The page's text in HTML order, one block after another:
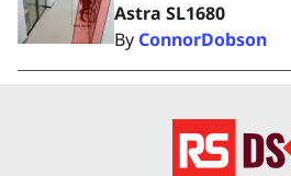
Astra SL1680
By ConnorDobson